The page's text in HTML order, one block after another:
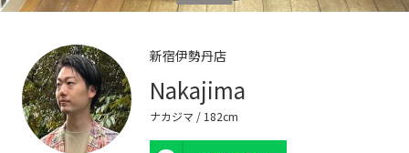
新宿伊勢丹店
Nakajima
ナカジマ / 182cm